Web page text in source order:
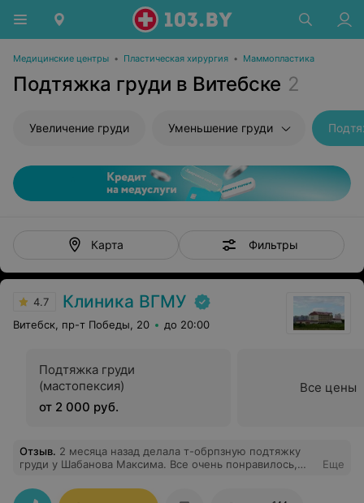
Медицинские центры • Пластическая хирургия • Маммопластика
Подтяжка груди в Витебске 2
Увеличение груди Уменьшение груди
Карта Фильтры
4.7 Клиника ВГМУ
Витебск, пр-т Победы, 20 до 20:00
Подтяжка груди
(мастопексия)
от 2 000 руб.
Все цены
Отзыв. 2 месяца назад делала т-обрпзную подтяжку
груди у Шабанова Максима. Все очень понравилось,
связи, это очень приятно.
Еще